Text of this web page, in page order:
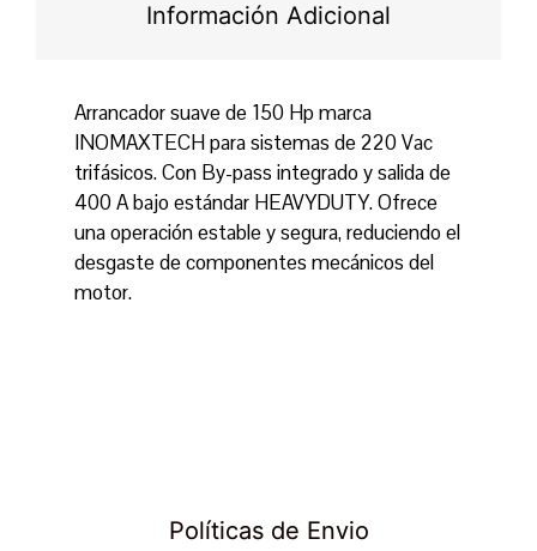
Información Adicional
Políticas de Envio
Arrancador suave de 150 Hp marca
INOMAXTECH para sistemas de 220 Vac
trifásicos. Con By-pass integrado y salida de
400 A bajo estándar HEAVYDUTY. Ofrece
una operación estable y segura, reduciendo el
desgaste de componentes mecánicos del
motor.